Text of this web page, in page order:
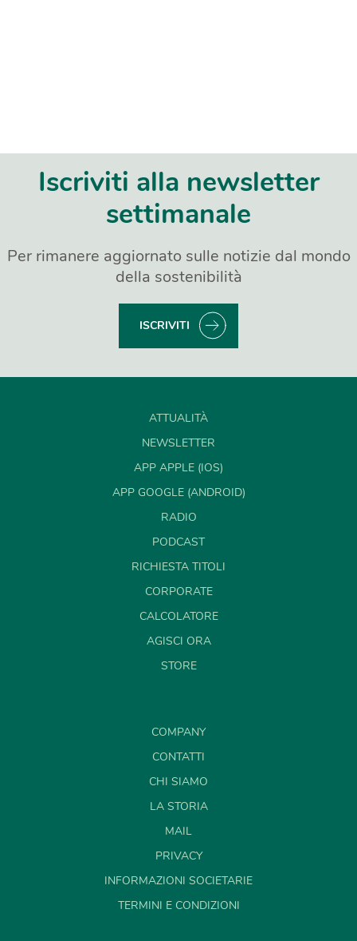
Iscriviti alla newsletter
settimanale
Per rimanere aggiornato sulle notizie dal mondo
della sostenibilità
ISCRIVITI
ATTUALITÀ
NEWSLETTER
APP APPLE (IOS)
APP GOOGLE (ANDROID)
RADIO
PODCAST
RICHIESTA TITOLI
CORPORATE
CALCOLATORE
AGISCI ORA
STORE
COMPANY
CONTATTI
CHI SIAMO
LA STORIA
MAIL
PRIVACY
INFORMAZIONI SOCIETARIE
TERMINI E CONDIZIONI